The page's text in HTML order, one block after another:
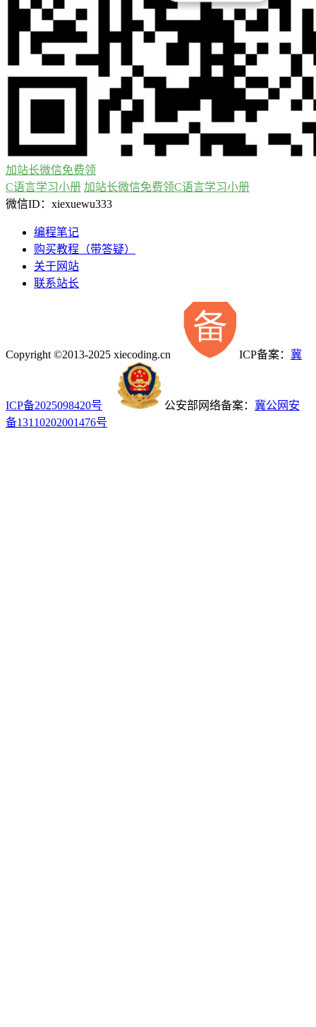
加站长微信免费领
C语言学习小册 加站长微信免费领C语言学习小册
微信ID：xiexuewu333
编程笔记
购买教程（带答疑）
关于网站
联系站长
Copyright ©2013-2025 xiecoding.cn ICP备案： 冀
ICP备2025098420号 公安部网络备案： 冀公网安
备13110202001476号